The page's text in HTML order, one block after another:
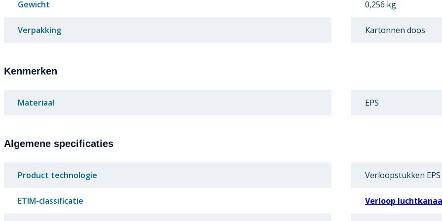
Gewicht 0,256 kg
Verpakking Kartonnen doos
Kenmerken
Materiaal EPS
Algemene specificaties
Product technologie Verloopstukken EPS
ETIM-classificatie Verloop